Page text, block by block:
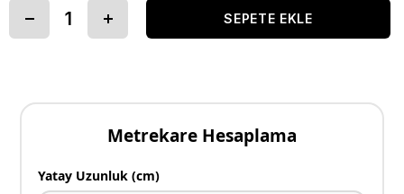
Metrekare Hesaplama
Yatay Uzunluk (cm)